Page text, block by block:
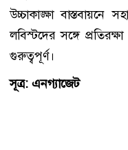
উচ্চাকাঙ্ক্ষা বাস্তবায়নে
লবিস্টদের সঙ্গে
গুরুত্বপূর্ণ।
সূত্র: এনগ্যাজেট